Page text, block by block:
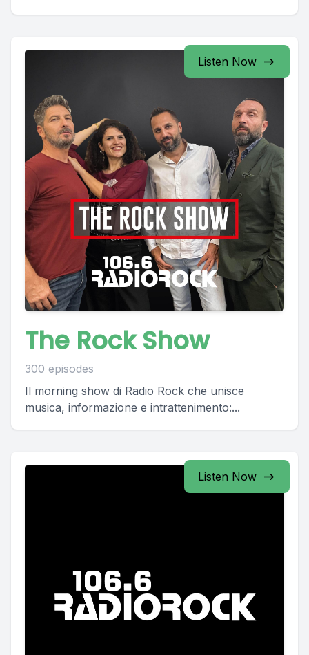
Listen Now
The Rock Show
300 episodes
Il morning show di Radio Rock che unisce
musica, informazione e intrattenimento:...
Listen Now